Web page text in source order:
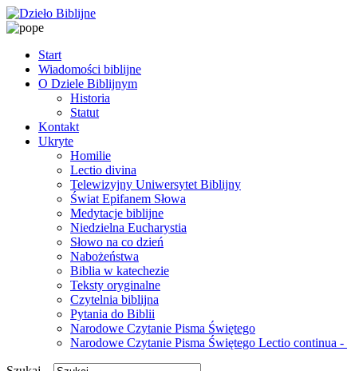
Start
Wiadomości biblijne
O Dziele Biblijnym
Historia
Statut
Kontakt
Ukryte
Homilie
Lectio divina
Telewizyjny Uniwersytet Biblijny
Świat Epifanem Słowa
Medytacje biblijne
Niedzielna Eucharystia
Słowo na co dzień
Nabożeństwa
Biblia w katechezie
Teksty oryginalne
Czytelnia biblijna
Pytania do Biblii
Narodowe Czytanie Pisma Świętego
Narodowe Czytanie Pisma Świętego Lectio continua